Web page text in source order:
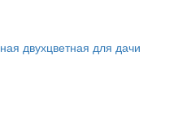
двухцветная для дачи